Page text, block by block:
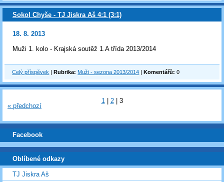
Sokol Chyše - TJ Jiskra Aš 4:1 (3:1)
18. 8. 2013
Muži 1. kolo - Krajská soutěž 1.A třída 2013/2014
Celý příspěvek |Rubrika: Muži - sezona 2013/2014 |Komentářů: 0
« předchozí
1 2 3
Facebook
Oblíbené odkazy
TJ Jiskra Aš